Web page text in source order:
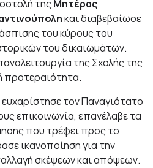
της Μητέρας
και διαβεβαίωσε
του κύρους του
του δικαιωμάτων.
της Σχολής της
προτεραιότητα.
τον Παναγιότατο
επικοινωνία, επανέλαβε τα
που τρέφει προς το
ικανοποίηση για την
σκέψεων και απόψεων.